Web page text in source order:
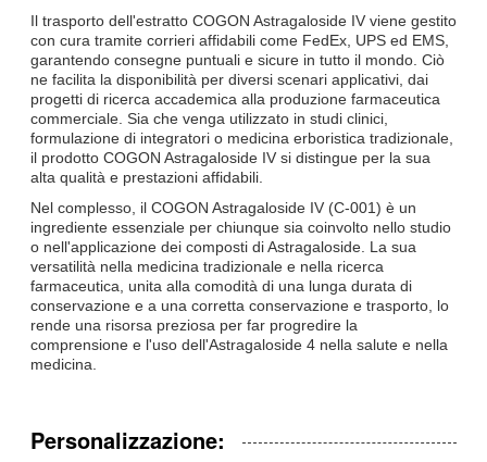
Il trasporto dell'estratto COGON Astragaloside IV viene gestito
con cura tramite corrieri affidabili come FedEx, UPS ed EMS,
garantendo consegne puntuali e sicure in tutto il mondo. Ciò
ne facilita la disponibilità per diversi scenari applicativi, dai
progetti di ricerca accademica alla produzione farmaceutica
commerciale. Sia che venga utilizzato in studi clinici,
formulazione di integratori o medicina erboristica tradizionale,
il prodotto COGON Astragaloside IV si distingue per la sua
alta qualità e prestazioni affidabili.
Nel complesso, il COGON Astragaloside IV (C-001) è un
ingrediente essenziale per chiunque sia coinvolto nello studio
o nell'applicazione dei composti di Astragaloside. La sua
versatilità nella medicina tradizionale e nella ricerca
farmaceutica, unita alla comodità di una lunga durata di
conservazione e a una corretta conservazione e trasporto, lo
rende una risorsa preziosa per far progredire la
comprensione e l'uso dell'Astragaloside 4 nella salute e nella
medicina.
Personalizzazione: